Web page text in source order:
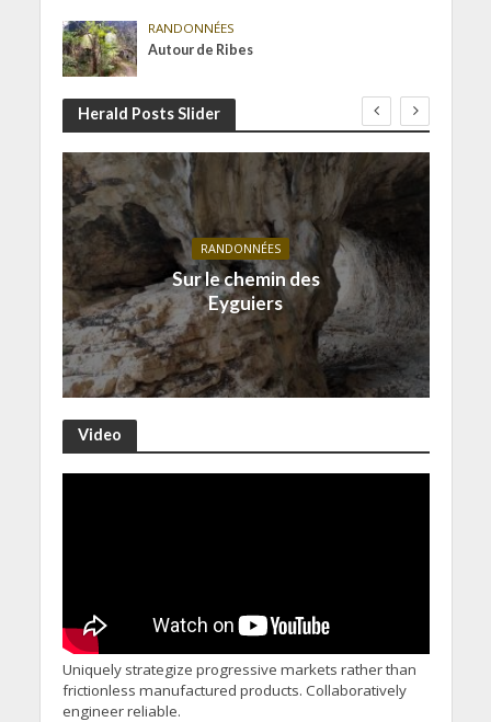
RANDONNÉES
Autour de Ribes
Herald Posts Slider
RANDONNÉES
Sur le chemin des
Eyguiers
Video
Uniquely strategize progressive markets rather than
frictionless manufactured products. Collaboratively
engineer reliable.